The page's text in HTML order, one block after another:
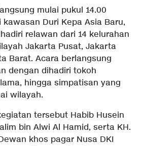
mulai pukul 14.00
kawasan Duri Kepa Asia Baru,
relawan dari 14 kelurahan
Jakarta Pusat, Jakarta
Barat. Acara berlangsung
dengan dihadiri tokoh
hingga simpatisan yang
wilayah.
tersebut Habib Husein
bin Alwi Al Hamid, serta KH.
khos pagar Nusa DKI